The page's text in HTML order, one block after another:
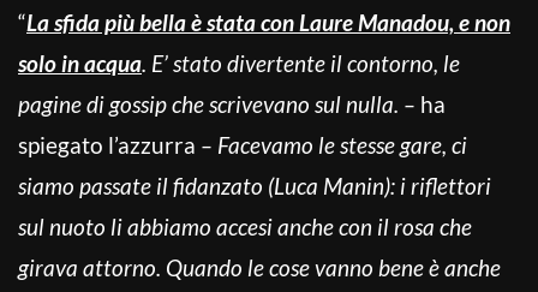
“La sfida più bella è stata con Laure Manadou, e non
solo in acqua. E’ stato divertente il contorno, le
pagine di gossip che scrivevano sul nulla. – ha
spiegato l’azzurra – Facevamo le stesse gare, ci
siamo passate il fidanzato (Luca Manin): i riflettori
sul nuoto li abbiamo accesi anche con il rosa che
girava attorno. Quando le cose vanno bene è anche